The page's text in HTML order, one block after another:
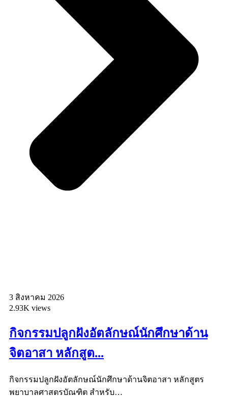
3 สิงหาคม 2026
2.93K views
กิจกรรมปลูกฝังอัตลักษณ์นักศึกษาด้าน
จิตอาสา หลักสูต...
กิจกรรมปลูกฝังอัตลักษณ์นักศึกษาด้านจิตอาสา หลักสูตร
พยาบาลศาสตรบัณฑิต สำหรับ…